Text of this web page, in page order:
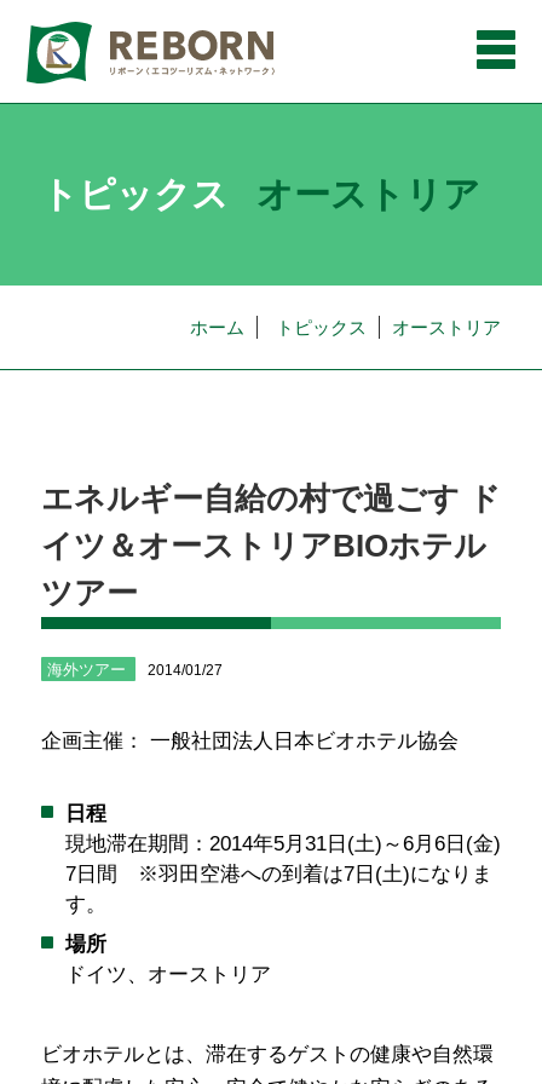
メ
トピックス オーストリア
ホーム トピックス オーストリア
エネルギー自給の村で過ごす ド
イツ＆オーストリアBIOホテル
ツアー
海外ツアー 2014/01/27
企画主催： 一般社団法人日本ビオホテル協会
日程
現地滞在期間：2014年5月31日(土)～6月6日(金)
7日間 ※羽田空港への到着は7日(土)になりま
す。
場所
ドイツ、オーストリア
ビオホテルとは、滞在するゲストの健康や自然環